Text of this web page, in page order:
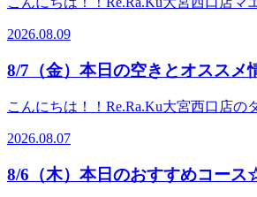
近づいてますね…(;'∀') 連休は日々蓄積
ャンスです！お疲れに合わせコースの
せていただきます♪ぜひお気軽にご相
オススメコース～★リラク系ボディケ
をおいて全身をほぐします。筋肉をほ
作を加えることで、深部の筋肉まで
¥4,400 (税込)60分 ¥7,700 (税込)90分
2026.08.09
8/7（金）本日の空きとオススメ
こんにちは！！Re.Ra.Ku大宮西口店の
足元から老廃物を抜いていきましょう
りやすくなっております。夏本場もお
いきましょう～♪ 本日も皆さまのお越
2026.08.07
8/6（木）本日のおすすめコース